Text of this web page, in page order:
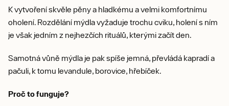
K vytvoření skvěle pěny a hladkému a velmi komfortnímu
oholení. Rozdělání mýdla vyžaduje trochu cviku, holení s ním
je však jedním z nejhezčích rituálů, kterými začít den.
Samotná vůně mýdla je pak spíše jemná, převládá kapradí a
pačuli, k tomu levandule, borovice, hřebíček.
Proč to funguje?